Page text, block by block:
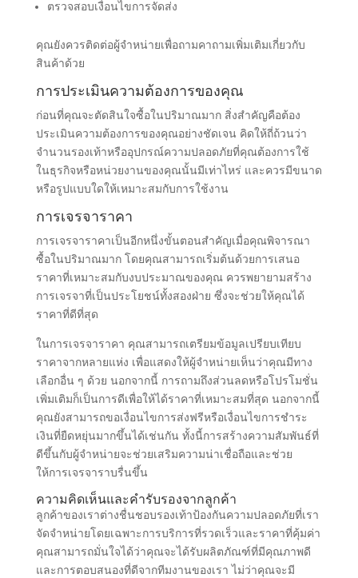
ตรวจสอบเงื่อนไขการจัดส่ง
คุณยังควรติดต่อผู้จำหน่ายเพื่อถามคาถามเพิ่มเติมเกี่ยวกับ
สินค้าด้วย
การประเมินความต้องการของคุณ
ก่อนที่คุณจะตัดสินใจซื้อในปริมาณมาก สิ่งสำคัญคือต้อง
ประเมินความต้องการของคุณอย่างชัดเจน คิดให้ถี่ถ้วนว่า
จำนวนรองเท้าหรืออุปกรณ์ความปลอดภัยที่คุณต้องการใช้
ในธุรกิจหรือหน่วยงานของคุณนั้นมีเท่าไหร่ และควรมีขนาด
หรือรูปแบบใดให้เหมาะสมกับการใช้งาน
การเจรจาราคา
การเจรจาราคาเป็นอีกหนึ่งขั้นตอนสำคัญเมื่อคุณพิจารณา
ซื้อในปริมาณมาก โดยคุณสามารถเริ่มต้นด้วยการเสนอ
ราคาที่เหมาะสมกับงบประมาณของคุณ ควรพยายามสร้าง
การเจรจาที่เป็นประโยชน์ทั้งสองฝ่าย ซึ่งจะช่วยให้คุณได้
ราคาที่ดีที่สุด
ในการเจรจาราคา คุณสามารถเตรียมข้อมูลเปรียบเทียบ
ราคาจากหลายแห่ง เพื่อแสดงให้ผู้จำหน่ายเห็นว่าคุณมีทาง
เลือกอื่น ๆ ด้วย นอกจากนี้ การถามถึงส่วนลดหรือโปรโมชั่น
เพิ่มเติมก็เป็นการดีเพื่อให้ได้ราคาที่เหมาะสมที่สุด นอกจากนี้
คุณยังสามารถขอเงื่อนไขการส่งฟรีหรือเงื่อนไขการชำระ
เงินที่ยืดหยุ่นมากขึ้นได้เช่นกัน ทั้งนี้การสร้างความสัมพันธ์ที่
ดีขึ้นกับผู้จำหน่ายจะช่วยเสริมความน่าเชื่อถือและช่วย
ให้การเจรจาราบรื่นขึ้น
ความคิดเห็นและคำรับรองจากลูกค้า
ลูกค้าของเราต่างชื่นชอบรองเท้าป้องกันความปลอดภัยที่เรา
จัดจำหน่ายโดยเฉพาะการบริการที่รวดเร็วและราคาที่คุ้มค่า
คุณสามารถมั่นใจได้ว่าคุณจะได้รับผลิตภัณฑ์ที่มีคุณภาพดี
และการตอบสนองที่ดีจากทีมงานของเรา ไม่ว่าคุณจะมี